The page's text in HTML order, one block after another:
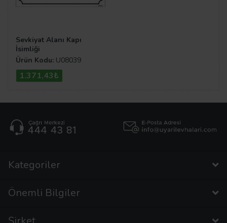
Sevkiyat Alanı Kapı
İsimliği
Ürün Kodu: U08039
1.371,43₺
Kategoriler
Önemli Bilgiler